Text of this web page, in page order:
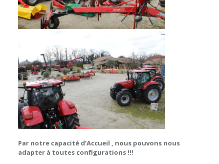
Par notre capacité d’Accueil , nous pouvons nous
adapter à toutes configurations !!!